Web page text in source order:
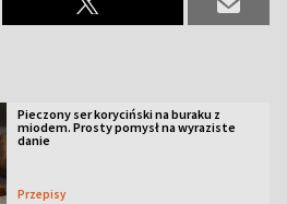
Pieczony ser koryciński na buraku z
miodem. Prosty pomysł na wyraziste
danie
Przepisy